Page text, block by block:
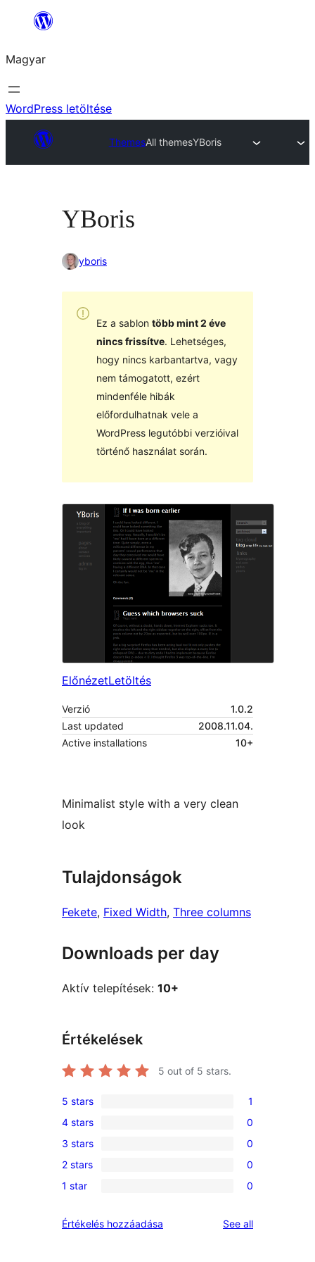
Ugrás
tartalomhoz
Magyar
WordPress letöltése
ThemesAll themesYBoris
YBoris
yboris
Ez a sablon több mint 2 éve
nincs frissítve. Lehetséges,
hogy nincs karbantartva, vagy
nem támogatott, ezért
mindenféle hibák
előfordulhatnak vele a
WordPress legutóbbi verzióival
történő használat során.
ElőnézetLetöltés
Verzió
1.0.2
Last updated
2008.11.04.
Active installations
10+
Minimalist style with a very clean
look
Tulajdonságok
Fekete, Fixed Width, Three columns
Downloads per day
Aktív telepítések: 10+
Értékelések
5 out of 5 stars.
1
5-
star
review
5 stars 1
0
4-
star
reviews
4 stars 0
0
3-
star
3 stars 0
0
2-
reviews
2 stars 0
0
star
1 star 0
Értékelés hozzáadása See allreviews